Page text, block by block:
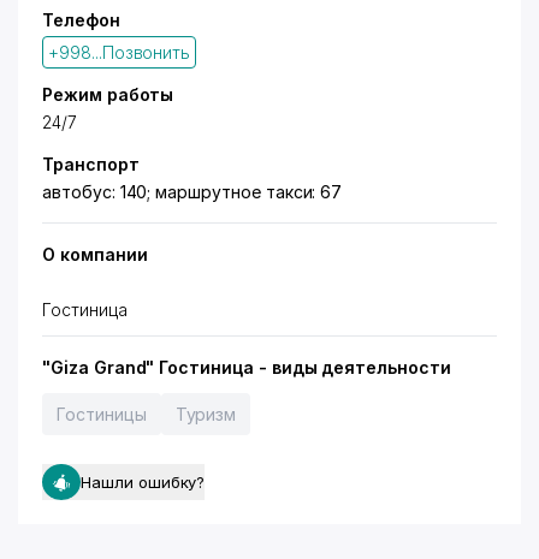
Телефон
+998...Позвонить
Режим работы
24/7
Транспорт
автобус: 140; маршрутное такси: 67
О компании
Гостиница
"Giza Grand" Гостиница - виды деятельности
Гостиницы Туризм
Нашли ошибку?